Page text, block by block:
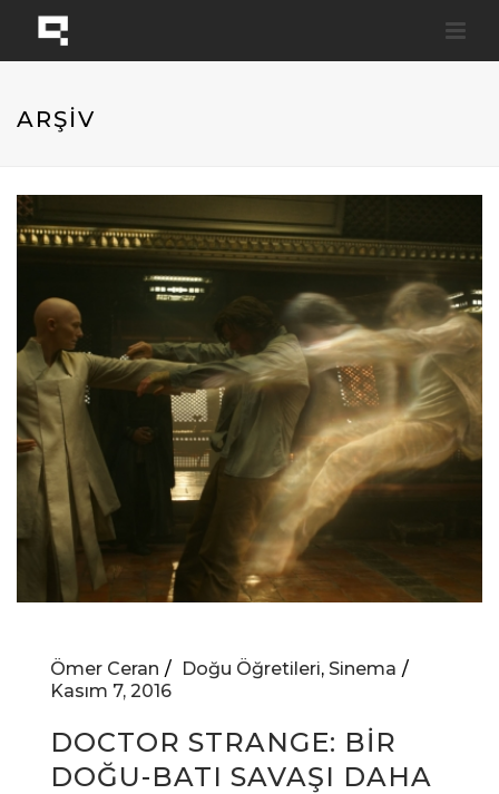
ARŞİV
Ömer Ceran Doğu Öğretileri, Sinema
Kasım 7, 2016
DOCTOR STRANGE: BİR
DOĞU-BATI SAVAŞI DAHA